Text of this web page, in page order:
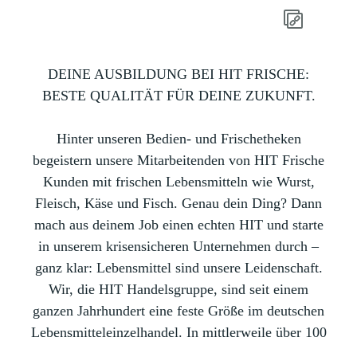
DEINE AUSBILDUNG BEI HIT FRISCHE:
BESTE QUALITÄT FÜR DEINE ZUKUNFT.
Hinter unseren Bedien- und Frischetheken
begeistern unsere Mitarbeitenden von HIT Frische
Kunden mit frischen Lebensmitteln wie Wurst,
Fleisch, Käse und Fisch. Genau dein Ding? Dann
mach aus deinem Job einen echten HIT und starte
in unserem krisensicheren Unternehmen durch –
ganz klar: Lebensmittel sind unsere Leidenschaft.
Wir, die HIT Handelsgruppe, sind seit einem
ganzen Jahrhundert eine feste Größe im deutschen
Lebensmitteleinzelhandel. In mittlerweile über 100